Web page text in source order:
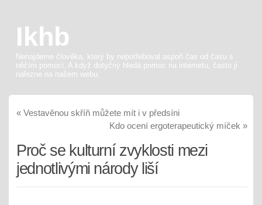
Ikhb
Nenajdeme člověka, který by nepotřeboval aspoň čas od času s
něčím pomoci. A když dotyčný hledá pomoc na internetu, často ji
nalezne na našem webu.
« Vestavěnou skříň můžete mít i v předsíni
Kdo ocení ergoterapeutický míček »
Proč se kulturní zvyklosti mezi
jednotlivými národy liší